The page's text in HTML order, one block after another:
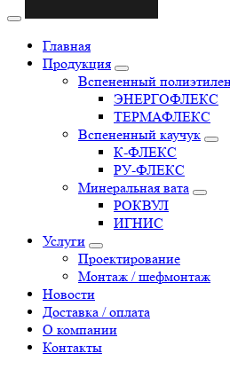
Главная
Продукция
Вспененный
ЭНЕРГОФЛЕКС
ТЕРМАФЛЕКС
Вспененный каучук
К-ФЛЕКС
РУ-ФЛЕКС
Минеральная вата
РОКВУЛ
ИГНИС
Услуги
Проектирование
Монтаж / шефмонтаж
Новости
Доставка / оплата
О компании
Контакты